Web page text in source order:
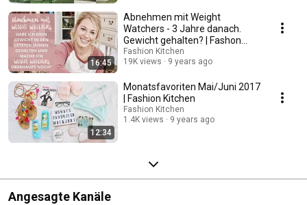
16:45
Abnehmen mit Weight
Watchers - 3 Jahre danach.
Gewicht gehalten? | Fashon
Kitchen
Fashion Kitchen
19K views
9 years ago
12:34
Monatsfavoriten Mai/Juni 2017
| Fashion Kitchen
Fashion Kitchen
1.4K views
9 years ago
Angesagte Kanäle